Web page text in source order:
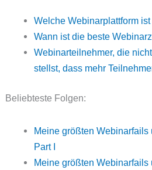
Welche Webinarplattform
Wann ist die beste
Webinarteilnehmer, die
stellst, dass mehr
Beliebteste Folgen:
Meine größten
Part I
Meine größten